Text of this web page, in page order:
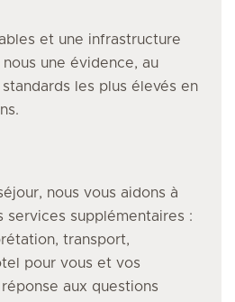
et une infrastructure
une évidence, au
les plus élevés en
nous vous aidons à
services supplémentaires :
transport,
pour vous et vos
aux questions